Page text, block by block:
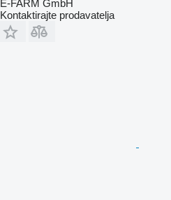
E-FARM GmbH
Kontaktirajte prodavatelja